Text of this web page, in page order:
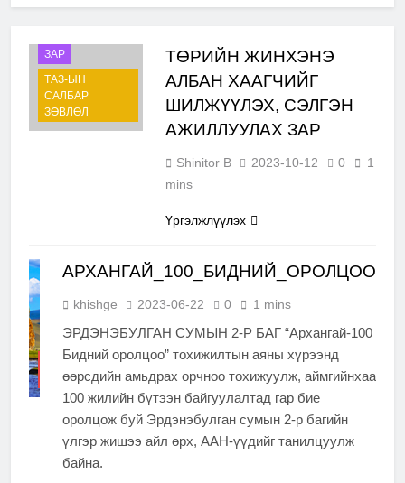
ЗАР
ТАЗ-ЫН
САЛБАР
ЗӨВЛӨЛ
ТӨРИЙН ЖИНХЭНЭ
АЛБАН ХААГЧИЙГ
ШИЛЖҮҮЛЭХ, СЭЛГЭН
АЖИЛЛУУЛАХ ЗАР
Shinitor B 2023-10-12 0
1
mins
Үргэлжлүүлэх
МЭДЭЭ,
МЭДЭЭЛЭЛ
АРХАНГАЙ_100_БИДНИЙ_ОРОЛЦОО
khishge 2023-06-22 0 1 mins
ЭРДЭНЭБУЛГАН СУМЫН 2-Р БАГ “Архангай-100
Бидний оролцоо” тохижилтын аяны хүрээнд
өөрсдийн амьдрах орчноо тохижуулж, аймгийнхаа
100 жилийн бүтээн байгуулалтад гар бие
оролцож буй Эрдэнэбулган сумын 2-р багийн
үлгэр жишээ айл өрх, ААН-үүдийг танилцуулж
байна.